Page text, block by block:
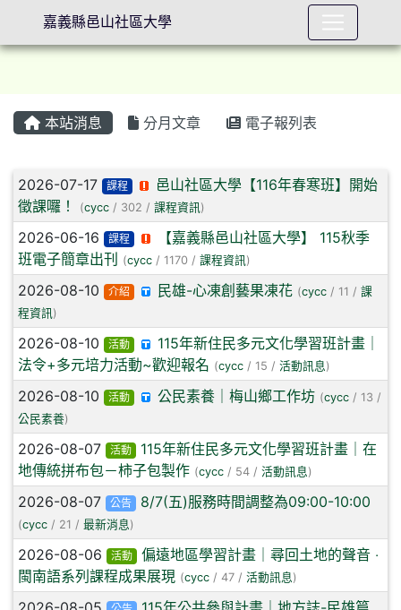
本站消息 分月文章 電子報列表
文章列表
2026-07-17 課程
邑山社區大學【116年春寒班】開始
徵課囉！
(cycc / 302 / 課程資訊)
2026-06-16 課程
【嘉義縣邑山社區大學】 115秋季
班電子簡章出刊
(cycc / 1170 / 課程資訊)
2026-08-10 介紹 民雄-心凍創藝果凍花 (cycc/ 11 / 課
程資訊)
2026-08-10 活動
115年新住民多元文化學習班計畫｜
法令+多元培力活動~歡迎報名 (cycc / 15 / 活動訊息)
2026-08-10 活動 公民素養｜梅山鄉工作坊 (cycc/ 13 /
公民素養)
2026-08-07 活動
115年新住民多元文化學習班計畫｜在
地傳統拼布包－柿子包製作 (cycc / 54 / 活動訊息)
2026-08-07 公告 8/7(五)服務時間調整為09:00-10:00
(cycc / 21 / 最新消息)
2026-08-06 活動
偏遠地區學習計畫｜尋回土地的聲音 ‧
閩南語系列課程成果展現 (cycc / 47 / 活動訊息)
嘉義縣邑山社區大學